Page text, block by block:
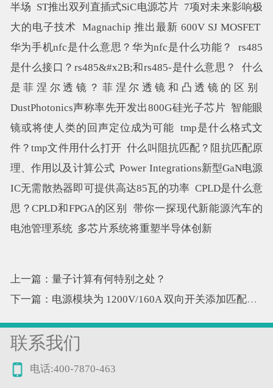
半场 ST推出双列直插式SiC电源芯片 7项对未来影响极
大的电子技术 Magnachip 推出最新 600V SJ MOSFET
华为手机nfc是什么意思？华为nfc是什么功能？
rs485
是什么接口？rs485&#x2B;和rs485-是什么意思？
什么
是菲涅尔透镜？菲涅尔透镜和凸透镜的区别
DustPhotonics声称率先开发出800G硅光子芯片 智能眼
镜或将使人类的回声定位成为可能 tmp是什么格式文
件？tmp文件用什么打开 什么叫阻抗匹配？阻抗匹配原
理、作用以及计算公式 Power Integrations新型GaN电源
IC无需散热器即可提供高达85瓦的功率 CPLD是什么意
思？CPLD和FPGA的区别
带你一探现代新能源汽车的
电池管理系统 多芯片系统将重塑半导体创新
上一篇：量子计算有何特别之处？
下一篇：电源模块为 1200V/160A 双向开关添加匹配驱动器
联系我们
电话:400-7870-463